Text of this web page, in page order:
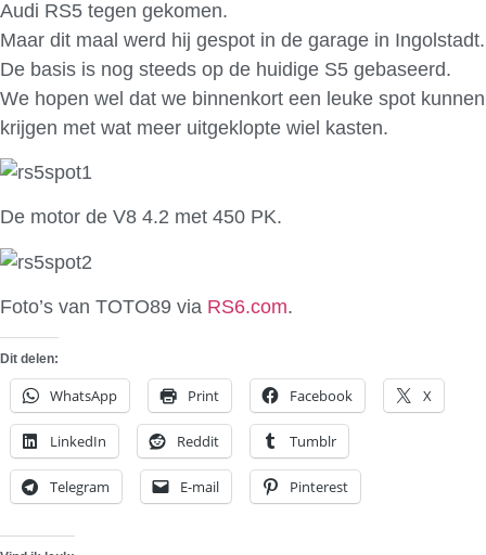
Audi RS5 tegen gekomen.
Maar dit maal werd hij gespot in de garage in Ingolstadt.
De basis is nog steeds op de huidige S5 gebaseerd.
We hopen wel dat we binnenkort een leuke spot kunnen
krijgen met wat meer uitgeklopte wiel kasten.
De motor de V8 4.2 met 450 PK.
Foto’s van TOTO89 via RS6.com.
Dit delen:
WhatsApp Print Facebook X
LinkedIn Reddit Tumblr
Telegram E-mail Pinterest